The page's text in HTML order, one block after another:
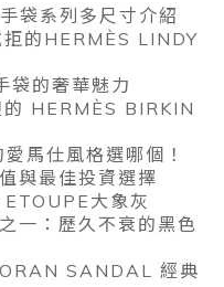
袋系列多尺寸介紹
的HERMÈS LINDY
的奢華魅力
的 HERMÈS BIRKIN
馬仕風格選哪個！
與最佳投資選擇
大象灰
一：歷久不衰的黑色
SANDAL 經典